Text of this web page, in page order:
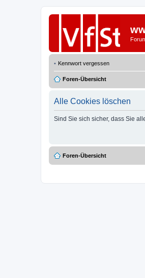
Kennwort vergessen
Foren-Übersicht
Alle Cookies löschen
Sind Sie sich sicher, dass Sie
Foren-Übersicht